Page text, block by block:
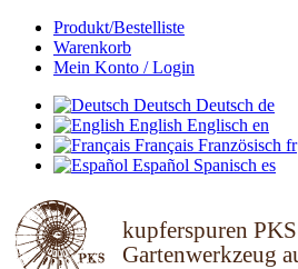
Produkt/Bestelliste
Warenkorb
Mein Konto / Login
Deutsch Deutsch de
English Englisch en
Français Französisch fr
Español Spanisch es
kupferspuren
Gartenwerkzeug